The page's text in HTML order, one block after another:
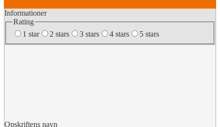
Informationer
Rating
1 star
2 stars 3 stars 4 stars 5 stars
Opskriftens navn